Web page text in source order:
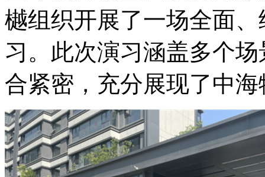
樾组织开展了一场全面
习。此次演习涵盖多个
合紧密，充分展现了中